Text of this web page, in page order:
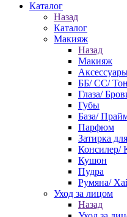
Каталог
Назад
Каталог
Макияж
Назад
Макияж
ББ/ СС/
Глаза/
Губы
База/
Парфюм
Затирка
Консилер/
Кушон
Пудра
Румяна/
Уход за лицом
Назад